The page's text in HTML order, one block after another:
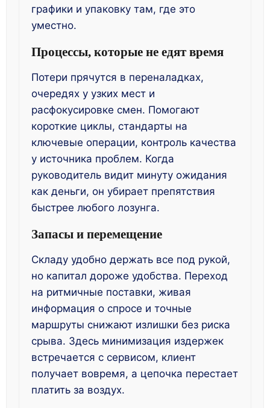
графики и упаковку там, где это
уместно.
Процессы, которые не едят время
Потери прячутся в переналадках,
очередях у узких мест и
расфокусировке смен. Помогают
короткие циклы, стандарты на
ключевые операции, контроль качества
у источника проблем. Когда
руководитель видит минуту ожидания
как деньги, он убирает препятствия
быстрее любого лозунга.
Запасы и перемещение
Складу удобно держать все под рукой,
но капитал дороже удобства. Переход
на ритмичные поставки, живая
информация о спросе и точные
маршруты снижают излишки без риска
срыва. Здесь минимизация издержек
встречается с сервисом, клиент
получает вовремя, а цепочка перестает
платить за воздух.